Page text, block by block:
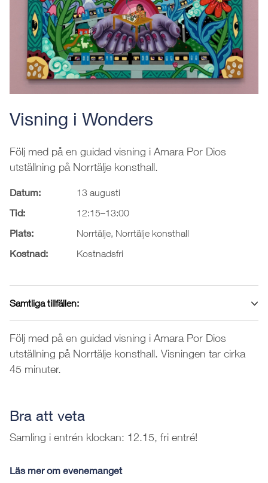
Visning i Wonders
Följ med på en guidad visning i Amara Por Dios
utställning på Norrtälje konsthall.
Datum: 13 augusti
Tid: 12:15–13:00
Plats: Norrtälje, Norrtälje konsthall
Kostnad: Kostnadsfri
Samtliga tillfällen:
Följ med på en guidad visning i Amara Por Dios
utställning på Norrtälje konsthall. Visningen tar cirka
45 minuter.
Bra att veta
Samling i entrén klockan: 12.15, fri entré!
Läs mer om evenemanget